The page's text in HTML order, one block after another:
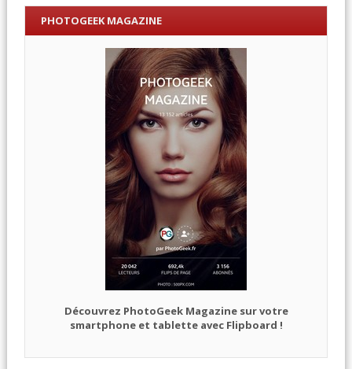
PHOTOGEEK MAGAZINE
Découvrez PhotoGeek Magazine sur votre
smartphone et tablette avec Flipboard !